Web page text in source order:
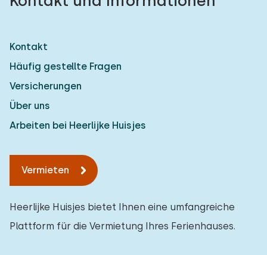
Kontakt
Häufig gestellte Fragen
Versicherungen
Über uns
Arbeiten bei Heerlijke Huisjes
Vermieten
Heerlijke Huisjes bietet Ihnen eine umfangreiche
Plattform für die Vermietung Ihres Ferienhauses.